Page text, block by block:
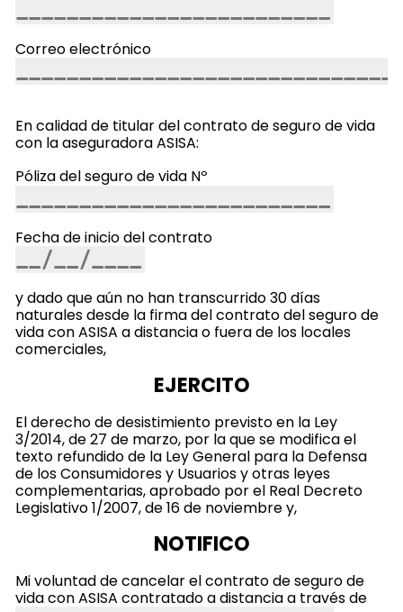
Correo electrónico
En calidad de titular del contrato de seguro de vida
con la aseguradora ASISA:
Póliza del seguro de vida Nº
Fecha de inicio del contrato
y dado que aún no han transcurrido 30 días
naturales desde la firma del contrato del seguro de
vida con ASISA a distancia o fuera de los locales
comerciales,
EJERCITO
El derecho de desistimiento previsto en la Ley
3/2014, de 27 de marzo, por la que se modifica el
texto refundido de la Ley General para la Defensa
de los Consumidores y Usuarios y otras leyes
complementarias, aprobado por el Real Decreto
Legislativo 1/2007, de 16 de noviembre y,
NOTIFICO
Mi voluntad de cancelar el contrato de seguro de
vida con ASISA contratado a distancia a través de